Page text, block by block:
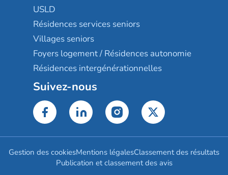
USLD
Résidences services seniors
Villages seniors
Foyers logement / Résidences autonomie
Résidences intergénérationnelles
Suivez-nous
Gestion des cookiesMentions légalesClassement des résultats
Publication et classement des avis